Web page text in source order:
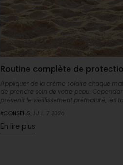
Routine complète de
visage : comment se protéger
Appliquer de la crème solaire chaque
de prendre soin de votre peau.
prévenir le vieillissement prématuré, les
au-delà de l’utilisation d’un indice SPF
#CONSEILS, JUIL. 7 2026
En lire plus